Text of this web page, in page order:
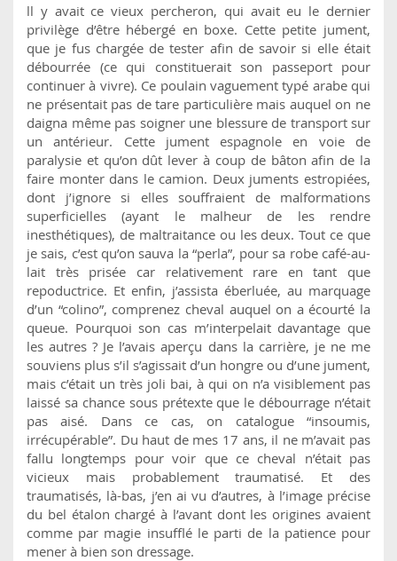
ll y avait ce vieux percheron, qui avait eu le dernier
privilège d’être hébergé en boxe. Cette petite jument,
que je fus chargée de tester afin de savoir si elle était
débourrée (ce qui constituerait son passeport pour
continuer à vivre). Ce poulain vaguement typé arabe qui
ne présentait pas de tare particulière mais auquel on ne
daigna même pas soigner une blessure de transport sur
un antérieur. Cette jument espagnole en voie de
paralysie et qu’on dût lever à coup de bâton afin de la
faire monter dans le camion. Deux juments estropiées,
dont j’ignore si elles souffraient de malformations
superficielles (ayant le malheur de les rendre
inesthétiques), de maltraitance ou les deux. Tout ce que
je sais, c’est qu’on sauva la “perla”, pour sa robe café-au-
lait très prisée car relativement rare en tant que
repoductrice. Et enfin, j’assista éberluée, au marquage
d’un “colino”, comprenez cheval auquel on a écourté la
queue. Pourquoi son cas m’interpelait davantage que
les autres ? Je l’avais aperçu dans la carrière, je ne me
souviens plus s’il s’agissait d’un hongre ou d’une jument,
mais c’était un très joli bai, à qui on n’a visiblement pas
laissé sa chance sous prétexte que le débourrage n’était
pas aisé. Dans ce cas, on catalogue “insoumis,
irrécupérable”. Du haut de mes 17 ans, il ne m’avait pas
fallu longtemps pour voir que ce cheval n’était pas
vicieux mais probablement traumatisé. Et des
traumatisés, là-bas, j’en ai vu d’autres, à l’image précise
du bel étalon chargé à l’avant dont les origines avaient
comme par magie insufflé le parti de la patience pour
mener à bien son dressage.